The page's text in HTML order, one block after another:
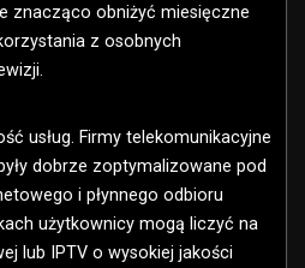
znacząco obniżyć miesięczne
z osobnych
usług. Firmy telekomunikacyjne
dobrze zoptymalizowane pod
i płynnego odbioru
użytkownicy mogą liczyć na
lub IPTV o wysokiej jakości